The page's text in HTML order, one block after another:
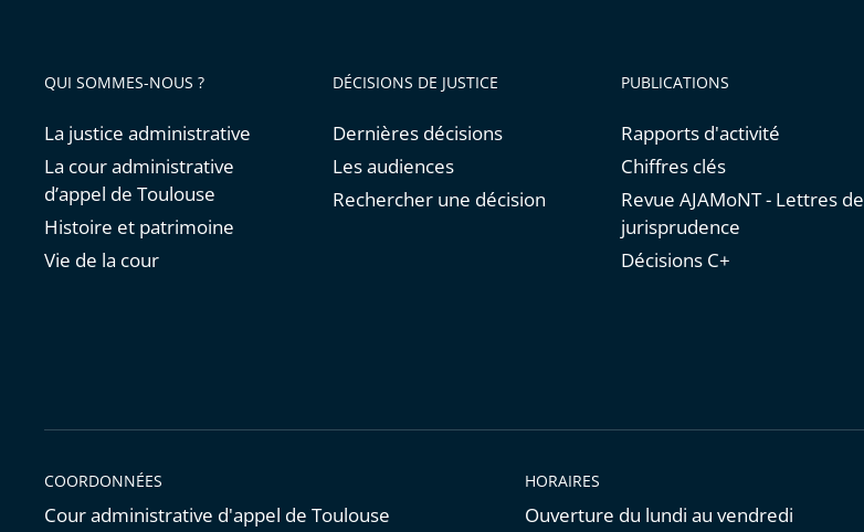
QUI SOMMES-NOUS ?
La justice administrative
La cour administrative
d’appel de Toulouse
Histoire et patrimoine
Vie de la cour
DÉCISIONS DE JUSTICE
Dernières décisions
Les audiences
Rechercher une décision
PUBLICATIONS
Rapports d'activité
Chiffres clés
Revue AJAMoNT - Lettres de
jurisprudence
Décisions C+
COORDONNÉES
Cour administrative d'appel de Toulouse
HORAIRES
Ouverture du lundi au vendredi